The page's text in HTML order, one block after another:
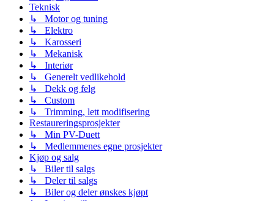
Teknisk
↳ Motor og tuning
↳ Elektro
↳ Karosseri
↳ Mekanisk
↳ Interiør
↳ Generelt vedlikehold
↳ Dekk og felg
↳ Custom
↳ Trimming, lett modifisering
Restaureringsprosjekter
↳ Min PV-Duett
↳ Medlemmenes egne prosjekter
Kjøp og salg
↳ Biler til salgs
↳ Deler til salgs
↳ Biler og deler ønskes kjøpt